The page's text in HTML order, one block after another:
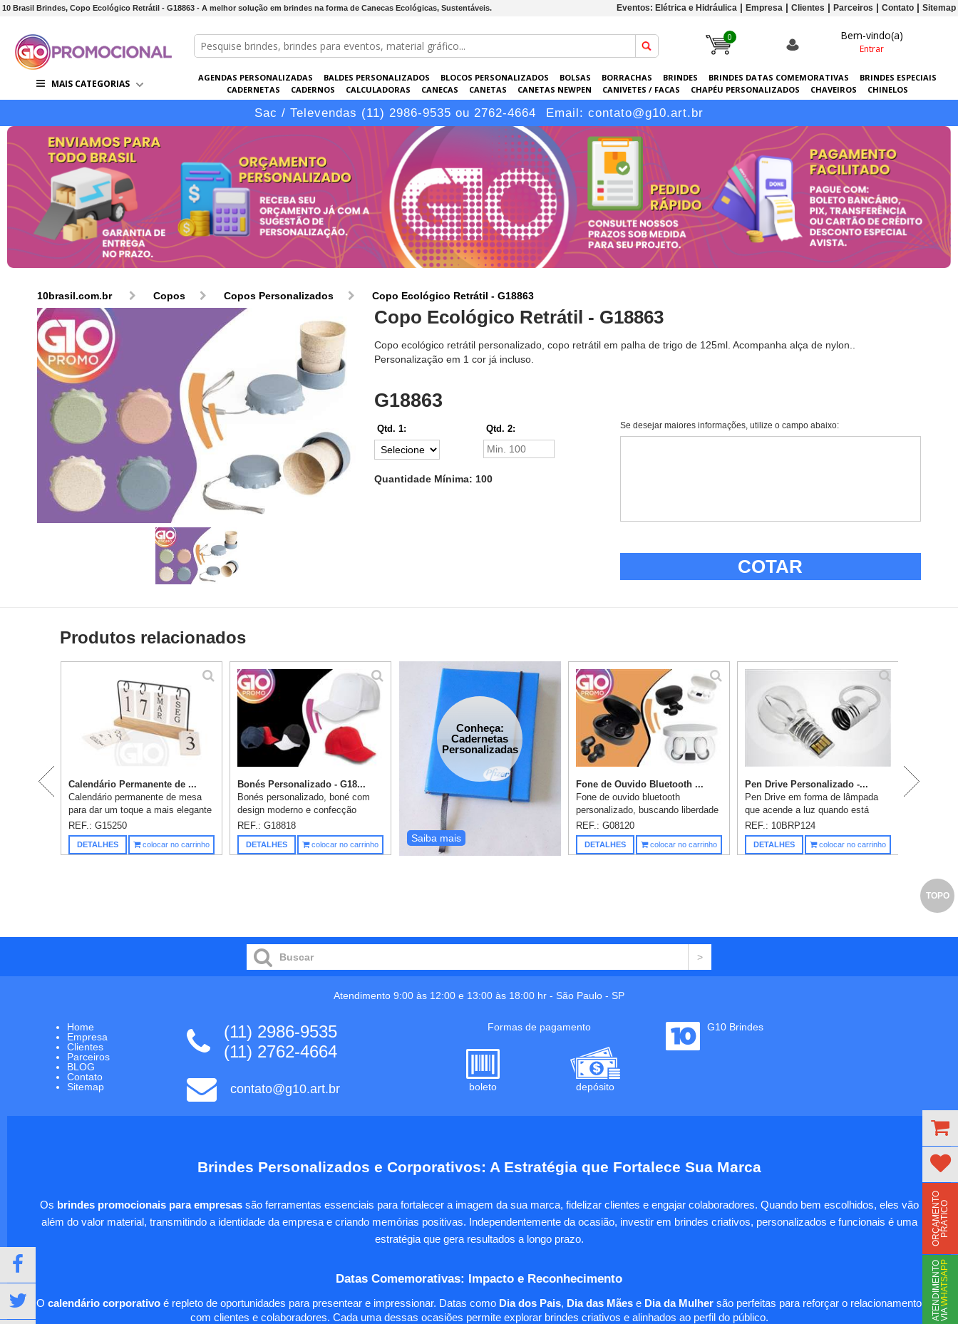
10 Brasil Brindes, Copo Ecológico Retrátil - G18863 - A melhor solução em brindes na forma de Canecas Ecológicas, Sustentáveis. Eventos: Elétrica e Hidráulica Empresa Clientes Parceiros Contato Sitemap
0 Bem-vindo(a)
Entrar
MAIS CATEGORIAS
AGENDAS PERSONALIZADAS BALDES PERSONALIZADOS BLOCOS PERSONALIZADOS BOLSAS BORRACHAS BRINDES BRINDES DATAS COMEMORATIVAS
BRINDES ESPECIAIS
CADERNETAS
CADERNOS CALCULADORAS CANECAS CANETAS CANETAS NEWPEN CANIVETES / FACAS CHAPÉU PERSONALIZADOS CHAVEIROS
CHINELOS
CONJUNTOS DE BRINDES
COPOS ELETRÔNICOS EMBALAGENS ESCRITÓRIO EVENTOS GARRAFAS PERSONALIZADAS GRÁFICA GUARDA-CHUVAS KITS
LANÇAMENTOS
LÁPIS
Sac / Televendas (11) 2986-9535 ou 2762-4664 Email: contato@g10.art.br
10brasil.com.br Copos Copos Personalizados Copo Ecológico Retrátil - G18863
Copo Ecológico Retrátil - G18863
Copo ecológico retrátil personalizado, copo retrátil em palha de trigo de 125ml. Acompanha alça de nylon..
Personalização em 1 cor já incluso.
G18863
Qtd. 1: Qtd. 2:
Quantidade Mínima: 100
Se desejar maiores informações, utilize o campo abaixo:
COTAR
Produtos relacionados
Calendário Permanente de ...
Calendário permanente de mesa
para dar um toque a mais elegante
na decoração de mesas, estantes
e outros espaços visíveis. Com
base em madeira, suporte em ...
REF.: G15250
DETALHES colocar no carrinho
Bonés Personalizado - G18...
Bonés personalizado, boné com
design moderno e confecção
premium, nosso boné de aba curva
é a escolha perfeita para quem
valoriza estilo e qualidade. Feito...
REF.: G18818
DETALHES colocar no carrinho
Conheça:
Cadernetas
Personalizadas
Saiba mais
Fone de Ouvido Bluetooth ...
Fone de ouvido bluetooth
personalizado, buscando liberdade
e praticidade para o seu dia a dia?
Experimente nosso fone de ouvido
com Bluetooth! É só abrir o...
REF.: G08120
DETALHES colocar no carrinho
Pen Drive Personalizado -...
Pen Drive em forma de lâmpada
que acende a luz quando está
conectado com 4GB.
Personalização já inclusa.
REF.: 10BRP124
DETALHES colocar no carrinho
TOPO
Atendimento 9:00 às 12:00 e 13:00 às 18:00 hr - São Paulo - SP
Home
Empresa
Clientes
Parceiros
BLOG
Contato
Sitemap
(11) 2986-9535
(11) 2762-4664
contato@g10.art.br
Formas de pagamento
boleto depósito
G10 Brindes
Brindes Personalizados e Corporativos: A Estratégia que Fortalece Sua Marca
Os brindes promocionais para empresassão ferramentas essenciais para fortalecer a imagem da sua marca, fidelizar clientes e engajar colaboradores. Quando bem escolhidos, eles vão
além do valor material, transmitindo a identidade da empresa e criando memórias positivas. Independentemente da ocasião, investir em brindes criativos, personalizados e funcionais é uma
estratégia que gera resultados a longo prazo.
Datas Comemorativas: Impacto e Reconhecimento
O calendário corporativo é repleto de oportunidades para presentear e impressionar. Datas como Dia dos Pais, Dia das Mães e Dia da Mulher são perfeitas para reforçar o relacionamento
com clientes e colaboradores. Cada uma dessas ocasiões permite explorar brindes criativos e alinhados ao perfil do público.
O
R
Ç
A
M
E
N
T
O
P
R
Á
T
I
CO
A
TE
N
D
I
M
E
N
T
O
V
I
AWHATSAPP